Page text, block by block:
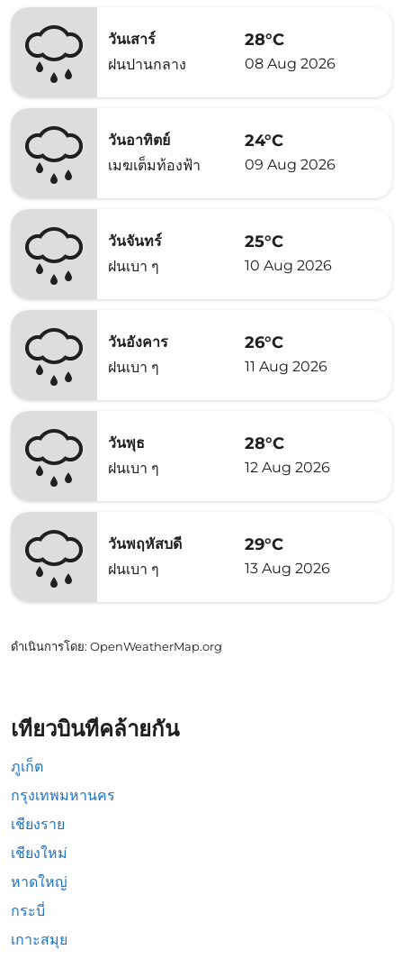
วันเสาร์
ฝนปานกลาง
28°C
08 Aug 2026
วันอาทิตย์
เมฆเต็มท้องฟ้า
24°C
09 Aug 2026
วันจันทร์
ฝนเบา ๆ
25°C
10 Aug 2026
วันอังคาร
ฝนเบา ๆ
26°C
11 Aug 2026
วันพุธ
ฝนเบา ๆ
28°C
12 Aug 2026
วันพฤหัสบดี
ฝนเบา ๆ
29°C
13 Aug 2026
ดำเนินการโดย: OpenWeatherMap.org
เที่ยวบินที่คล้ายกัน
ภูเก็ต
กรุงเทพมหานคร
เชียงราย
เชียงใหม่
หาดใหญ่
กระบี่
เกาะสมุย